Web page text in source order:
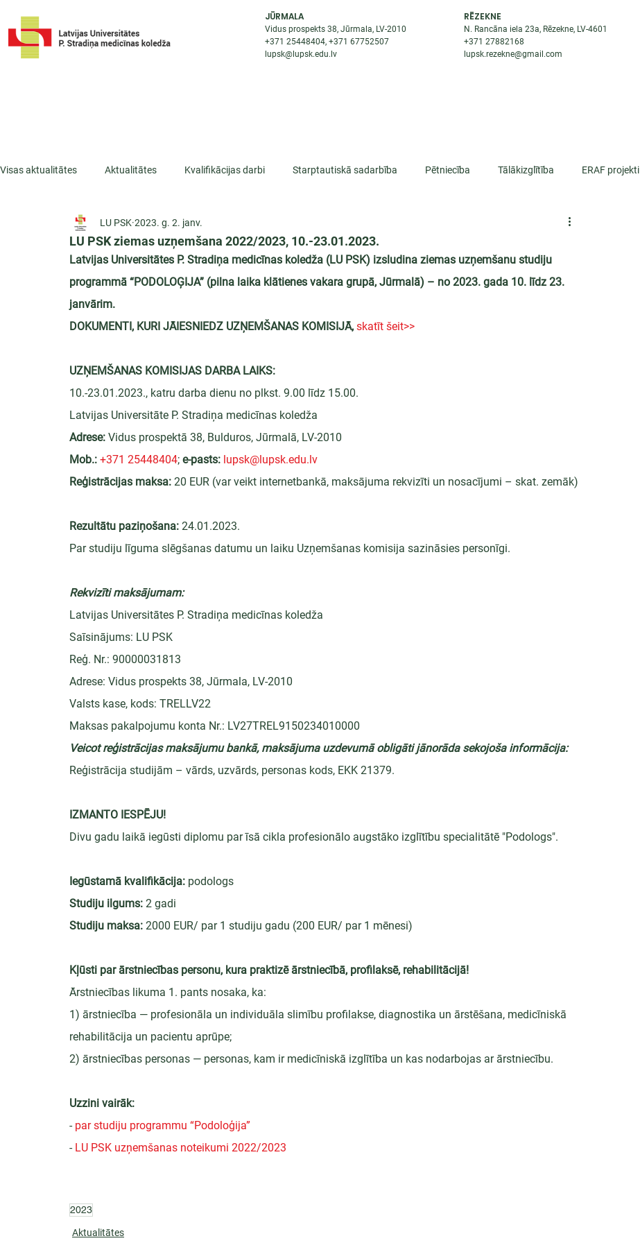
JŪRMALA
Vidus prospekts 38, Jūrmala, LV-2010
+371 25448404, +37167752507
lupsk@lupsk.edu.lv
RĒZEKNE
N. Rancāna iela 23a, Rēzekne, LV-4601
+37127882168
lupsk.rezekne@gmail.com
Visas aktualitātes Aktualitātes Kvalifikācijas darbi Starptautiskā sadarbība Pētniecība Tālākizglītība ERAF projekti
ESF projekti Iepazīsti profesiju
LU PSK ziemas uzņemšana 2022/2023, 10.-23.01.2023.
LU PSK 2023. g. 2. janv.
Latvijas Universitātes P. Stradiņa medicīnas koledža (LU PSK) izsludina ziemas uzņemšanu studiju
programmā “PODOLOĢIJA” (pilna laika klātienes vakara grupā, Jūrmalā) – no 2023. gada 10. līdz 23.
janvārim.
DOKUMENTI, KURI JĀIESNIEDZ UZŅEMŠANAS KOMISIJĀ, skatīt šeit>>
UZŅEMŠANAS KOMISIJAS DARBA LAIKS:
10.-23.01.2023., katru darba dienu no plkst. 9.00 līdz 15.00.
Latvijas Universitāte P. Stradiņa medicīnas koledža
Adrese: Vidus prospektā 38, Bulduros, Jūrmalā, LV-2010
Mob.: +371 25448404; e-pasts: lupsk@lupsk.edu.lv
Reģistrācijas maksa: 20 EUR (var veikt internetbankā, maksājuma rekvizīti un nosacījumi – skat. zemāk)
Rezultātu paziņošana: 24.01.2023.
Par studiju līguma slēgšanas datumu un laiku Uzņemšanas komisija sazināsies personīgi.
Rekvizīti maksājumam:
Latvijas Universitātes P. Stradiņa medicīnas koledža
Saīsinājums: LU PSK
Reģ. Nr.: 90000031813
Adrese: Vidus prospekts 38, Jūrmala, LV-2010
Valsts kase, kods: TRELLV22
Maksas pakalpojumu konta Nr.: LV27TREL9150234010000
Veicot reģistrācijas maksājumu bankā, maksājuma uzdevumā obligāti jānorāda sekojoša informācija:
Reģistrācija studijām – vārds, uzvārds, personas kods, EKK 21379.
IZMANTO IESPĒJU!
Divu gadu laikā iegūsti diplomu par īsā cikla profesionālo augstāko izglītību specialitātē "Podologs".
Iegūstamā kvalifikācija: podologs
Studiju ilgums: 2 gadi
Studiju maksa: 2000 EUR/ par 1 studiju gadu (200 EUR/ par 1 mēnesi)
Kļūsti par ārstniecības personu, kura praktizē ārstniecībā, profilaksē, rehabilitācijā!
Ārstniecības likuma 1. pants nosaka, ka:
1) ārstniecība — profesionāla un individuāla slimību profilakse, diagnostika un ārstēšana, medicīniskā
rehabilitācija un pacientu aprūpe;
2) ārstniecības personas — personas, kam ir medicīniskā izglītība un kas nodarbojas ar ārstniecību.
Uzzini vairāk:
- par studiju programmu “Podoloģija”
- LU PSK uzņemšanas noteikumi 2022/2023
2023
Aktualitātes